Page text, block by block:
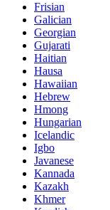
Frisian
Galician
Georgian
Gujarati
Haitian
Hausa
Hawaiian
Hebrew
Hmong
Hungarian
Icelandic
Igbo
Javanese
Kannada
Kazakh
Khmer